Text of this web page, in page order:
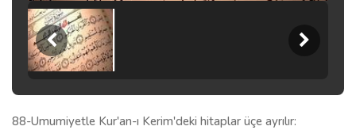
88-Umumiyetle Kur'an-ı Kerim'deki hitaplar üçe ayrılır: